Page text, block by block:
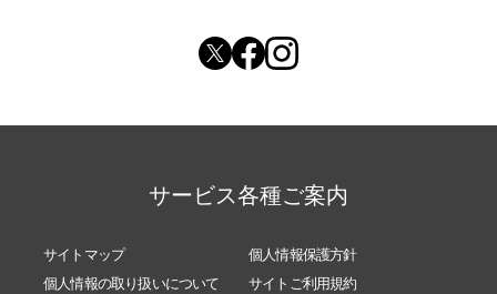
サービス各種ご案内
サイトマップ
個人情報保護方針
個人情報の取り扱いについて
サイトご利用規約